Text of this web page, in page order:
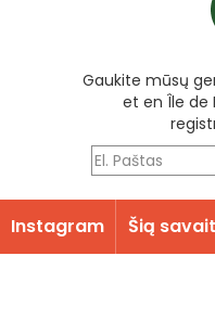
Gaukite mūsų
et en Île de
Instagram Šią